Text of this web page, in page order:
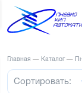
Главная — Каталог —
Сортировать: